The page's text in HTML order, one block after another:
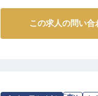
伊東の豊かな自然に囲ま
洗い場のお仕事は、直接
この求人の問い合